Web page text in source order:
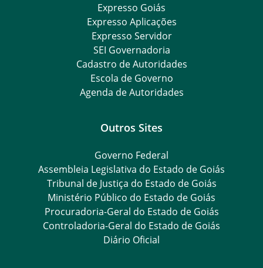
Expresso Goiás
Expresso Aplicações
Expresso Servidor
SEI Governadoria
Cadastro de Autoridades
Escola de Governo
Agenda de Autoridades
Outros Sites
Governo Federal
Assembleia Legislativa do Estado de Goiás
Tribunal de Justiça do Estado de Goiás
Ministério Público do Estado de Goiás
Procuradoria-Geral do Estado de Goiás
Controladoria-Geral do Estado de Goiás
Diário Oficial